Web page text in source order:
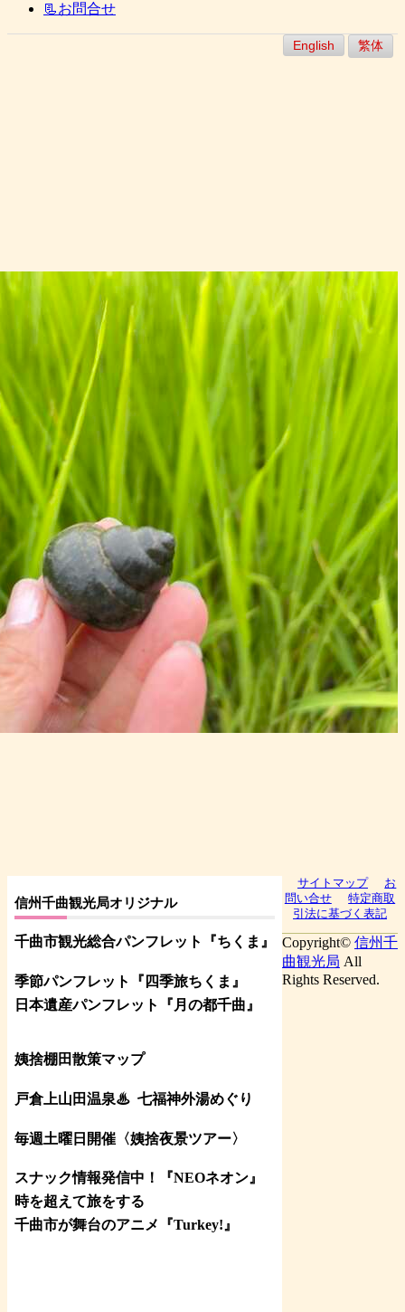
📃お問合せ
English 繁体
信州千曲観光局オリジナル
千曲市観光総合パンフレット 『ちくま 』
季節パンフレット『四季旅ちくま』
日本遺産パンフレット
『月の都千曲 』
姨捨棚田散策マップ
戸倉上山田温泉♨ 七福神外湯めぐり
毎週土曜日開催〈姨捨夜景ツアー〉
スナック情報発信中！『NEOネオン』
時を超えて旅をする
千曲市が舞台のアニメ『Turkey!』
サイトマップ
お
問い合せ
特定商取
引法に基づく表記
Copyright© 信州千
曲観光局 All
Rights Reserved.